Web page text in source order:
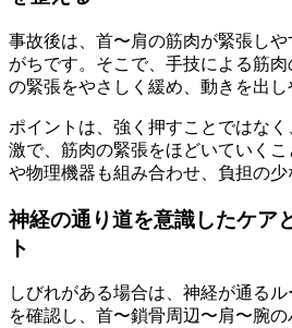
事故後は、首〜肩の筋肉が緊張し
がちです。そこで、手技による筋
の緊張をやさしく緩め、動きを出し
ポイントは、強く押すことではな
激で、筋肉の緊張をほどいていく
や物理機器も組み合わせ、負担の少
神経の通り道を意識したケア
ト
しびれがある場合は、神経が通る
を確認し、首〜鎖骨周辺〜肩〜腕の